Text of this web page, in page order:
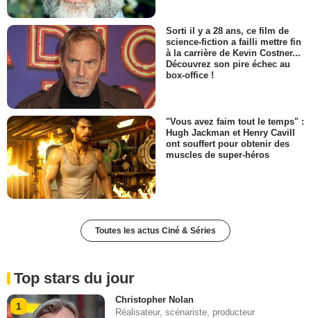
Sorti il y a 28 ans, ce film de
science-fiction a failli mettre fin
à la carrière de Kevin Costner...
Découvrez son pire échec au
box-office !
"Vous avez faim tout le temps" :
Hugh Jackman et Henry Cavill
ont souffert pour obtenir des
muscles de super-héros
Toutes les actus Ciné & Séries
Top stars du jour
1
Christopher Nolan
Réalisateur, scénariste, producteur